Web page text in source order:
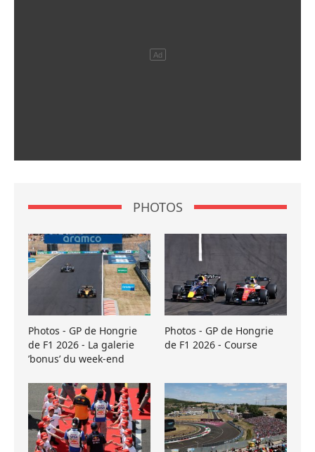
PHOTOS
Photos - GP de Hongrie
de F1 2026 - La galerie
’bonus’ du week-end
Photos - GP de Hongrie
de F1 2026 - Course